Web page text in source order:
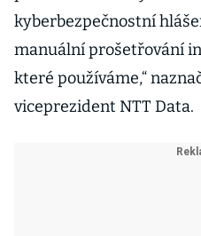
kyberbezpečnostní
manuální prošetřování
které používáme,“
viceprezident NTT Data.